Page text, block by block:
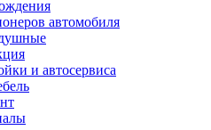
автомобиля
и автосервиса